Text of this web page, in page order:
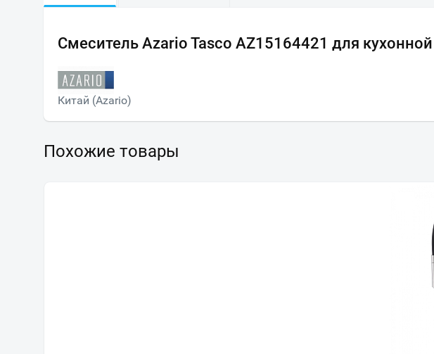
Смеситель Azario Tasco AZ15164421 для
Китай (Azario)
Похожие товары